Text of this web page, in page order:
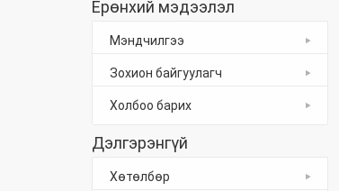
Ерөнхий мэдээлэл
Мэндчилгээ
Зохион байгуулагч
Холбоо барих
Дэлгэрэнгүй
Хөтөлбөр